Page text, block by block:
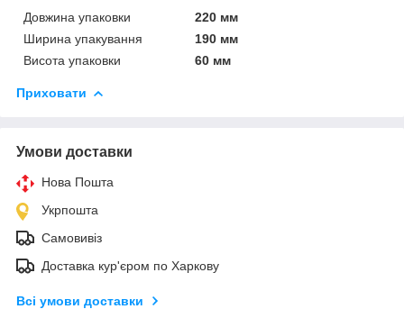
Довжина упаковки
220 мм
Ширина упакування
190 мм
Висота упаковки
60 мм
Приховати
Умови доставки
Нова Пошта
Укрпошта
Самовивіз
Доставка кур'єром по Харкову
Всі умови доставки